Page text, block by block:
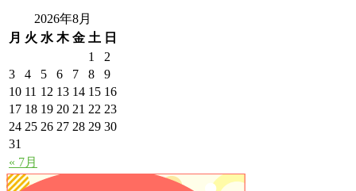
2026年8月
月 火 水 木 金 土 日
« 7月
1
2
3
4 5 6 7 8
9
10 11 12 13 14 15 16
17 18 19 20 21 22 23
24 25 26 27 28 29 30
31